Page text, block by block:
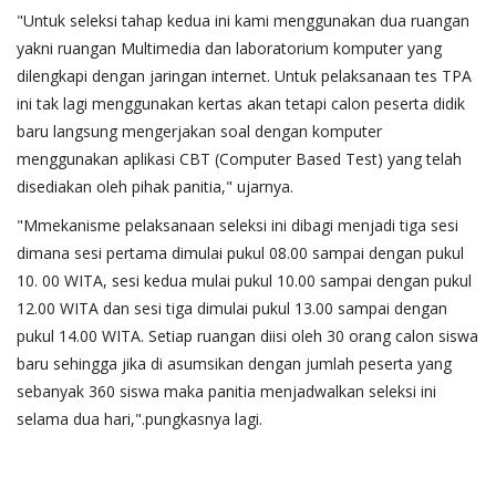
"Untuk seleksi tahap kedua ini kami menggunakan dua ruangan
yakni ruangan Multimedia dan laboratorium komputer yang
dilengkapi dengan jaringan internet. Untuk pelaksanaan tes TPA
ini tak lagi menggunakan kertas akan tetapi calon peserta didik
baru langsung mengerjakan soal dengan komputer
menggunakan aplikasi CBT (Computer Based Test) yang telah
disediakan oleh pihak panitia," ujarnya.
"Mmekanisme pelaksanaan seleksi ini dibagi menjadi tiga sesi
dimana sesi pertama dimulai pukul 08.00 sampai dengan pukul
10. 00 WITA, sesi kedua mulai pukul 10.00 sampai dengan pukul
12.00 WITA dan sesi tiga dimulai pukul 13.00 sampai dengan
pukul 14.00 WITA. Setiap ruangan diisi oleh 30 orang calon siswa
baru sehingga jika di asumsikan dengan jumlah peserta yang
sebanyak 360 siswa maka panitia menjadwalkan seleksi ini
selama dua hari,".pungkasnya lagi.